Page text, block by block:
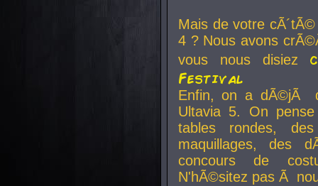
Mais de votre
4 ? Nous avons
vous nous disiez
Festival
Enfin, on a dÃ©jÃ
Ultavia 5. On
tables rondes,
maquillages, des
concours de
N'hÃ©sitez pas Ã